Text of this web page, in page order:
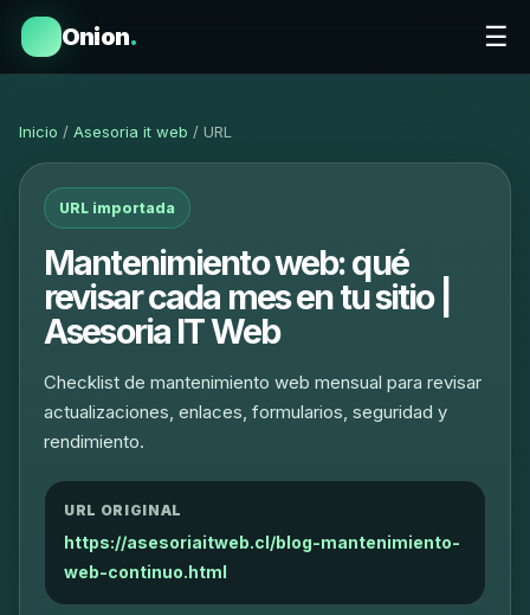
Onion. ☰
Inicio / Asesoria it web / URL
URL importada
Mantenimiento web: qué
revisar cada mes en tu sitio |
Asesoria IT Web
Checklist de mantenimiento web mensual para revisar
actualizaciones, enlaces, formularios, seguridad y
rendimiento.
URL ORIGINAL
https://asesoriaitweb.cl/blog-mantenimiento-
web-continuo.html